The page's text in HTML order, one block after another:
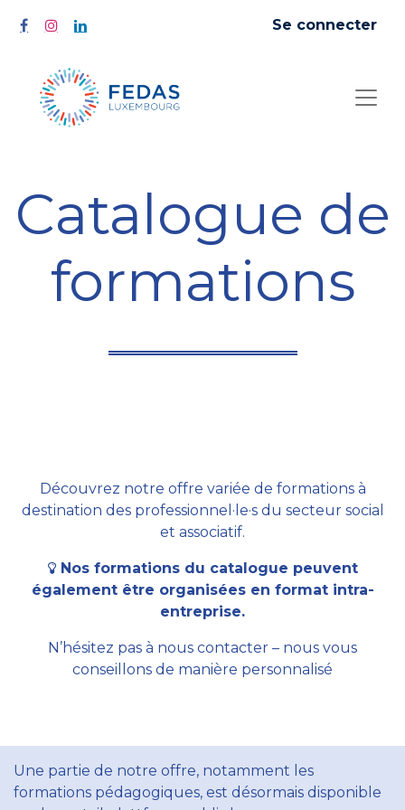
Se connecter
Catalogue de
formations
Découvrez notre offre variée de formations à
destination des professionnel·le·s du secteur social
et associatif.
Nos formations du catalogue peuvent
également être organisées en format intra-
entreprise.
N’hésitez pas à nous contacter – nous vous
conseillons de manière personnalisé
Une partie de notre offre, notamment les
formations pédagogiques, est désormais disponible